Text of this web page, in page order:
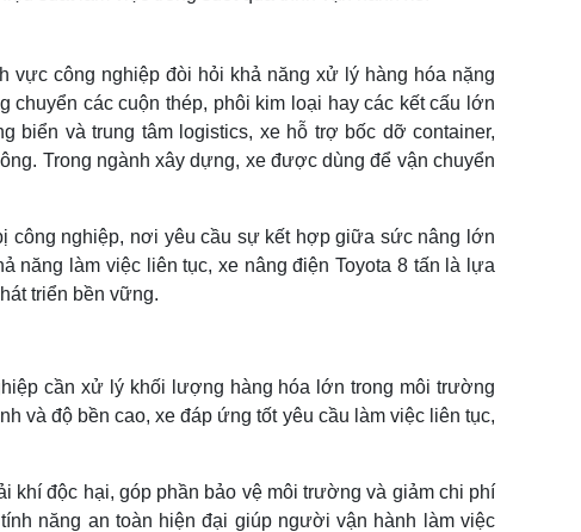
vực công nghiệp đòi hỏi khả năng xử lý hàng hóa nặng
chuyển các cuộn thép, phôi kim loại hay các kết cấu lớn
biển và trung tâm logistics, xe hỗ trợ bốc dỡ container,
Trong ngành xây dựng, xe được dùng để vận chuyển
công nghiệp, nơi yêu cầu sự kết hợp giữa sức nâng lớn
năng làm việc liên tục, xe nâng điện Toyota 8 tấn là lựa
triển bền vững.
cần xử lý khối lượng hàng hóa lớn trong môi trường
và độ bền cao, xe đáp ứng tốt yêu cầu làm việc liên tục,
khí độc hại, góp phần bảo vệ môi trường và giảm chi phí
năng an toàn hiện đại giúp người vận hành làm việc